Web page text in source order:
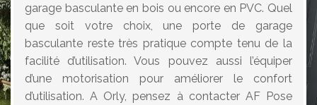
garage basculante en bois ou encore en PVC. Quel
que soit votre choix, une porte de garage
basculante reste très pratique compte tenu de la
facilité d’utilisation. Vous pouvez aussi l’équiper
d’une motorisation pour améliorer le confort
d’utilisation. A Orly, pensez à contacter AF Pose